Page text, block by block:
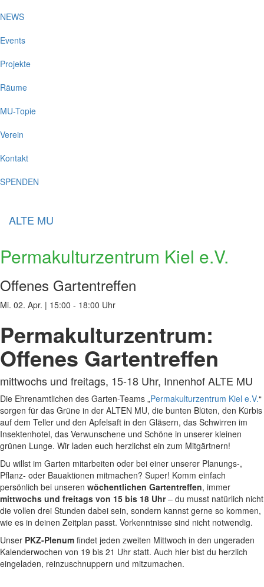
NEWS
Events
Projekte
Räume
MU-Topie
Verein
Kontakt
SPENDEN
ALTE MU
Permakulturzentrum Kiel e.V.
Offenes Gartentreffen
Mi. 02. Apr. | 15:00 - 18:00 Uhr
Permakulturzentrum:
Offenes Gartentreffen
mittwochs und freitags, 15-18 Uhr, Innenhof ALTE MU
Die Ehrenamtlichen des Garten-Teams „Permakulturzentrum Kiel e.V.“
sorgen für das Grüne in der ALTEN MU, die bunten Blüten, den Kürbis
auf dem Teller und den Apfelsaft in den Gläsern, das Schwirren im
Insektenhotel, das Verwunschene und Schöne in unserer kleinen
grünen Lunge. Wir laden euch herzlichst ein zum Mitgärtnern!
Du willst im Garten mitarbeiten oder bei einer unserer Planungs-,
Pflanz- oder Bauaktionen mitmachen? Super! Komm einfach
persönlich bei unseren wöchentlichen Gartentreffen, immer
mittwochs und freitags von 15 bis 18 Uhr– du musst natürlich nicht
die vollen drei Stunden dabei sein, sondern kannst gerne so kommen,
wie es in deinen Zeitplan passt. Vorkenntnisse sind nicht notwendig.
Unser PKZ-Plenum findet jeden zweiten Mittwoch in den ungeraden
Kalenderwochen von 19 bis 21 Uhr statt. Auch hier bist du herzlich
eingeladen, reinzuschnuppern und mitzumachen.